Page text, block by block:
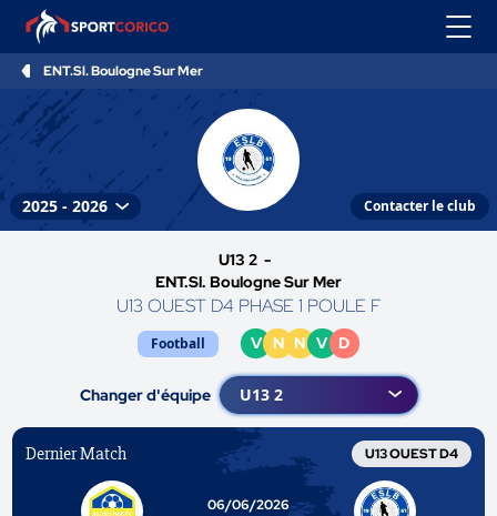
ENT.Sl. Boulogne Sur Mer
Contacter le club
U13 2 -
ENT.Sl. Boulogne Sur Mer
U13 OUEST D4 PHASE 1 POULE F
Football V N N V D
Changer d'équipe
Dernier Match U13 OUEST D4
06/06/2026